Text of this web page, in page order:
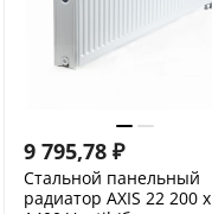
9 795,78 ₽
Стальной панельный
радиатор AXIS 22 200 x